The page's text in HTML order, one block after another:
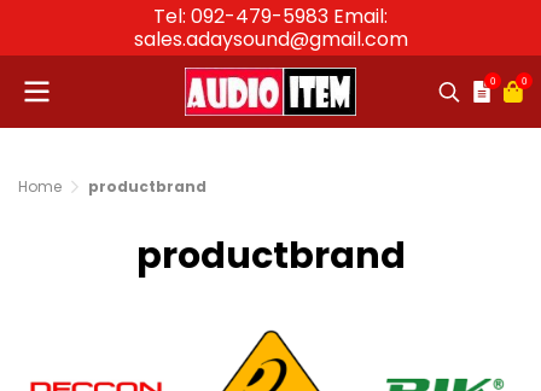
Tel: 092-479-5983 Email:
sales.adaysound@gmail.com
0 0
Home productbrand
productbrand